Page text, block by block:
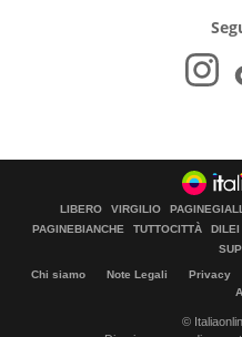
LIBERO VIRGILIO
PAGINEBIANCHE
TUTTOCITTÀ DILEI
Chi siamo Note Legali Privacy
©